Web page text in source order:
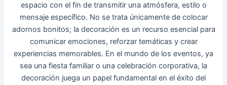
espacio con el fin de transmitir una atmósfera, estilo o
mensaje específico. No se trata únicamente de colocar
adornos bonitos; la decoración es un recurso esencial para
comunicar emociones, reforzar temáticas y crear
experiencias memorables. En el mundo de los eventos, ya
sea una fiesta familiar o una celebración corporativa, la
decoración juega un papel fundamental en el éxito del